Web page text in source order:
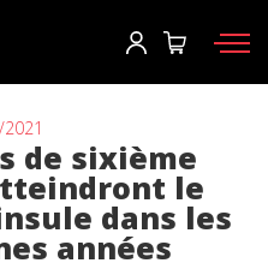
de sixième
le
dans les
années